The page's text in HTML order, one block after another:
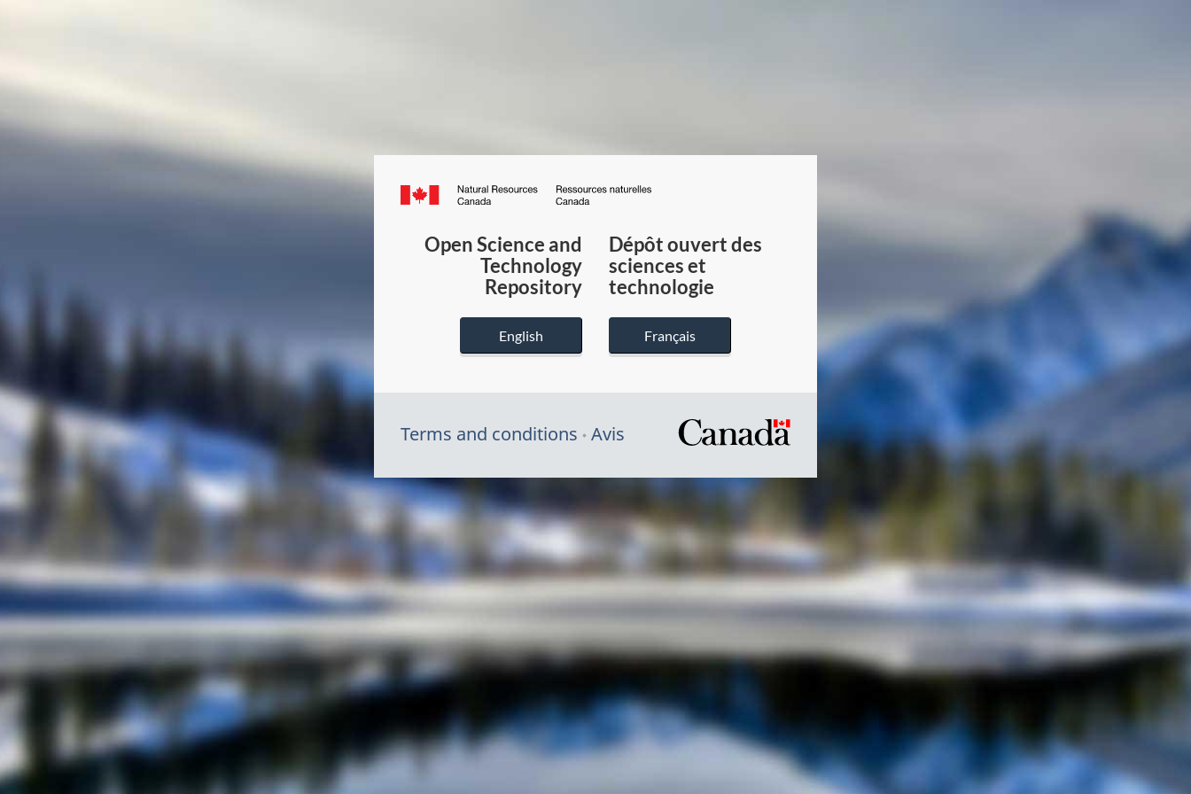
Canada.ca
du
Canada
Open Science and
Technology
Repository
English
Dépôt ouvert des
sciences et
technologie
Français
Terms and conditions Avis
/
gouvernement
du
Canada